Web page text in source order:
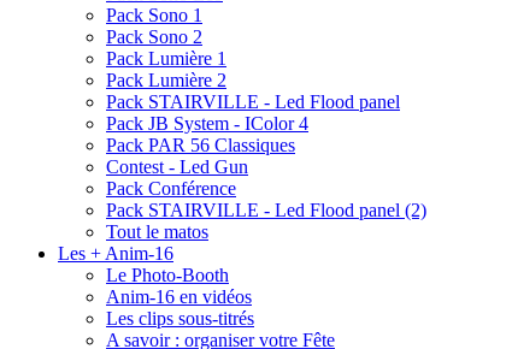
Pack Sono 1
Pack Sono 2
Pack Lumière 1
Pack Lumière 2
Pack STAIRVILLE - Led Flood panel
Pack JB System - IColor 4
Pack PAR 56 Classiques
Contest - Led Gun
Pack Conférence
Pack STAIRVILLE - Led Flood panel (2)
Tout le matos
Les + Anim-16
Le Photo-Booth
Anim-16 en vidéos
Les clips sous-titrés
A savoir : organiser votre Fête